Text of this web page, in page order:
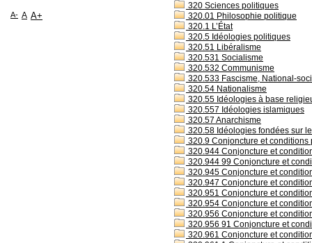
320 Sciences politiques
320.01 Philosophie politique
320.1 L’État
320.5 Idéologies politiques
320.51 Libéralisme
320.531 Socialisme
320.532 Communisme
320.533 Fascisme, National-
320.54 Nationalisme
320.55 Idéologies à base
320.557 Idéologies islamiques
320.57 Anarchisme
320.58 Idéologies fondées sur
320.9 Conjoncture et conditions
320.944 Conjoncture et
320.944 99 Conjoncture et
320.945 Conjoncture et
320.947 Conjoncture et
320.951 Conjoncture et
320.954 Conjoncture et
320.956 Conjoncture et
320.956 91 Conjoncture et
320.961 Conjoncture et
A- A A+